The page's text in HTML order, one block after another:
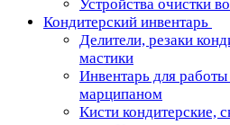
Устройства очистки
Кондитерский инвентарь
Делители, резаки
мастики
Инвентарь для
марципаном
Кисти кондитерские,